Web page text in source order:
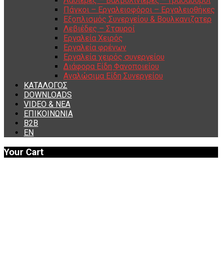
Πάγκοι – Εργαλειοφόροι – Εργαλειοθήκες
Εξοπλισμός Συνεργείου & Βουλκανιζατερ
Λεβιέδες – Σταυροί
Εργαλεία Χειρός
Εργαλεία φρένων
Εργαλεία χειρός συνεργείου
Διάφορα Είδη Φανοποιείου
Αναλώσιμα Είδη Συνεργείου
ΚΑΤΑΛΟΓΟΣ
DOWNLOADS
VIDEO & ΝΕΑ
ΕΠΙΚΟΙΝΩΝΙΑ
B2B
ΕΝ
Your Cart